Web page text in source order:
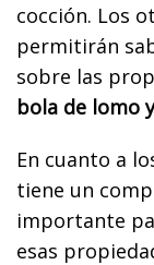
cocción. Los
permitirán
sobre las
bola de lomo
En cuanto a
tiene un
importante
esas